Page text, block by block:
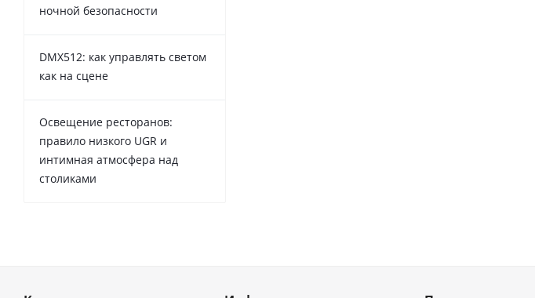
ночной безопасности
DMX512: как управлять светом
как на сцене
Освещение ресторанов:
правило низкого UGR и
интимная атмосфера над
столиками